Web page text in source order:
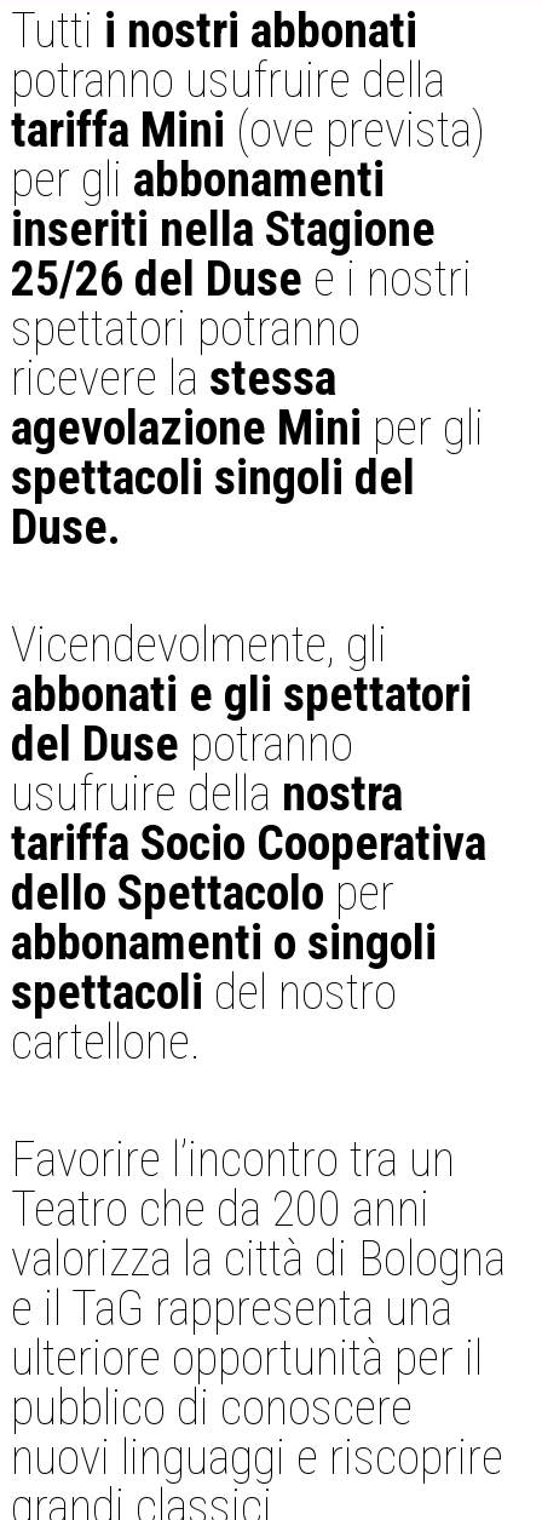
Tutti i nostri abbonati
potranno usufruire della
tariffa Mini (ove prevista)
per gli abbonamenti
inseriti nella Stagione
25/26 del Duse e i nostri
spettatori potranno
ricevere la stessa
agevolazione Mini per gli
spettacoli singoli del
Duse.
Vicendevolmente, gli
abbonati e gli spettatori
del Duse potranno
usufruire della nostra
tariffa Socio Cooperativa
dello Spettacolo per
abbonamenti o singoli
spettacoli del nostro
cartellone.
Favorire l’incontro tra un
Teatro che da 200 anni
valorizza la città di Bologna
e il TaG rappresenta una
ulteriore opportunità per il
pubblico di conoscere
nuovi linguaggi e riscoprire
grandi classici.